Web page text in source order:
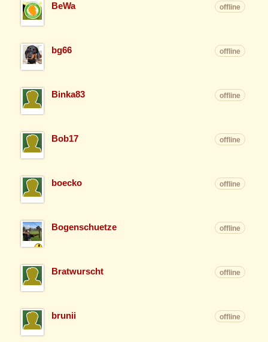
BeWa offline
bg66 offline
Binka83 offline
Bob17 offline
boecko offline
Bogenschuetze offline
Bratwurscht offline
brunii offline